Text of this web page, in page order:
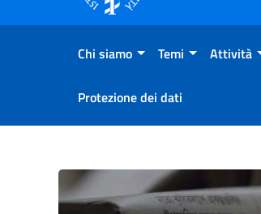
Chi siamo Temi Attività
Protezione dei dati
Atterraggio